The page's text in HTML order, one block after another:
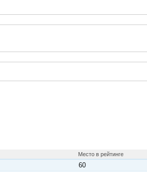
Место в рейтинге
60